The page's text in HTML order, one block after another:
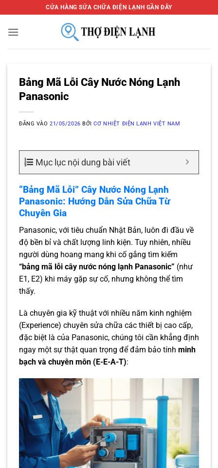
qua
nội
CỬA HÀNG SỬA CHỮA ĐIỆN LẠNH GẦN ĐÂY
Bảng Mã Lỗi Cây Nước Nóng Lạnh
Panasonic
ĐĂNG VÀO21/05/2026 BỞICƠ NHIỆT ĐIỆN LẠNH VIỆT NAM
Mục lục nội dung bài viết
“Bảng Mã Lỗi” Cây Nước Nóng Lạnh
Panasonic: Hướng Dẫn Sửa Chữa Từ
Chuyên Gia
Panasonic, với tiêu chuẩn Nhật Bản, luôn đi đầu về
độ bền bỉ và chất lượng linh kiện. Tuy nhiên, nhiều
người dùng hoang mang khi cố gắng tìm kiếm
“bảng mã lỗi cây nước nóng lạnh Panasonic” (như
E1, E2) khi máy gặp sự cố, nhưng không thể tìm
thấy.
Là chuyên gia kỹ thuật với nhiều năm kinh nghiệm
(Experience) chuyên sửa chữa các thiết bị cao cấp,
đặc biệt là của Panasonic, chúng tôi cần khẳng định
ngay một sự thật quan trọng để đảm bảo tính minh
bạch và chuyên môn (E-E-A-T):